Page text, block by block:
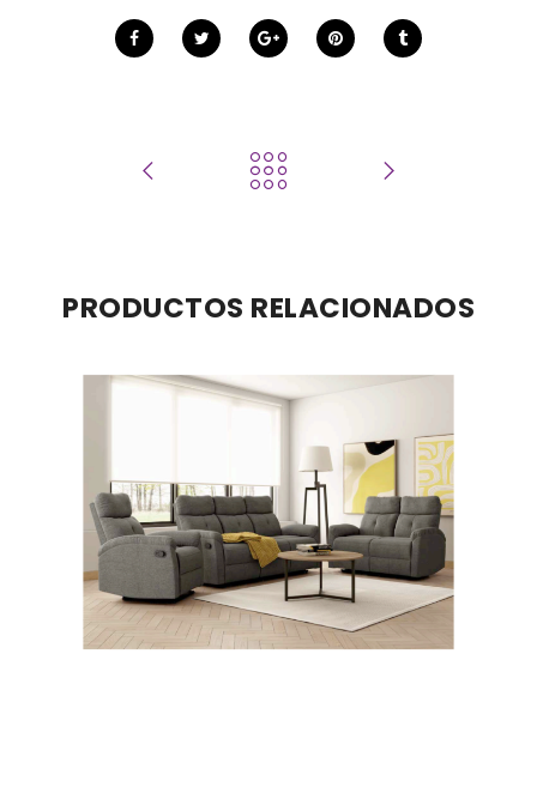
PRODUCTOS RELACIONADOS